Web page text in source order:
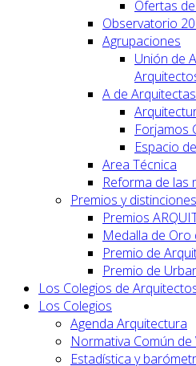
Ofertas
Observatorio
Agrupaciones
Unión de
A de Arquitectas
Forjamos
Espacio
Area Técnica
Reforma de las
Premios y distinciones
Premios
Medalla de Oro
Premio de
Premio de
Los Colegios de
Los Colegios
Agenda Arquitectura
Normativa Común de
Estadística y